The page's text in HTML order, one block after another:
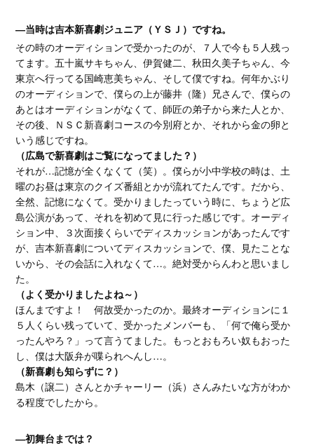
―当時は吉本新喜劇ジュニア（ＹＳＪ）ですね。
その時のオーディションで受かったのが、７人で今も５人残っ
てます。五十嵐サキちゃん、伊賀健二、秋田久美子ちゃん、今
東京へ行ってる国崎恵美ちゃん、そして僕ですね。何年かぶり
のオーディションで、僕らの上が藤井（隆）兄さんで、僕らの
あとはオーディションがなくて、師匠の弟子から来た人とか、
その後、ＮＳＣ新喜劇コースの今別府とか、それから金の卵と
いう感じですね。
（広島で新喜劇はご覧になってました？）
それが…記憶が全くなくて（笑）。僕らが小中学校の時は、土
曜のお昼は東京のクイズ番組とかが流れてたんです。だから、
全然、記憶になくて。受かりましたっていう時に、ちょうど広
島公演があって、それを初めて見に行った感じです。オーディ
ション中、３次面接くらいでディスカッションがあったんです
が、吉本新喜劇についてディスカッションで、僕、見たことな
いから、その会話に入れなくて…。絶対受からんわと思いまし
た。
（よく受かりましたよね～）
ほんまですよ！ 何故受かったのか。最終オーディションに１
５人くらい残っていて、受かったメンバーも、「何で俺ら受か
ったんやろ？」って言うてました。もっとおもろい奴もおった
し、僕は大阪弁が喋られへんし…。
（新喜劇も知らずに？）
島木（譲二）さんとかチャーリー（浜）さんみたいな方がわか
る程度でしたから。
―初舞台までは？